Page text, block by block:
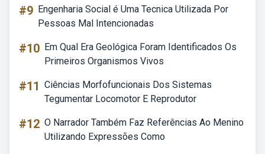
#9 Engenharia Social é Uma Tecnica Utilizada Por
Pessoas Mal Intencionadas
#10 Em Qual Era Geológica Foram Identificados Os
Primeiros Organismos Vivos
#11 Ciências Morfofuncionais Dos Sistemas
Tegumentar Locomotor E Reprodutor
#12 O Narrador Também Faz Referências Ao Menino
Utilizando Expressões Como